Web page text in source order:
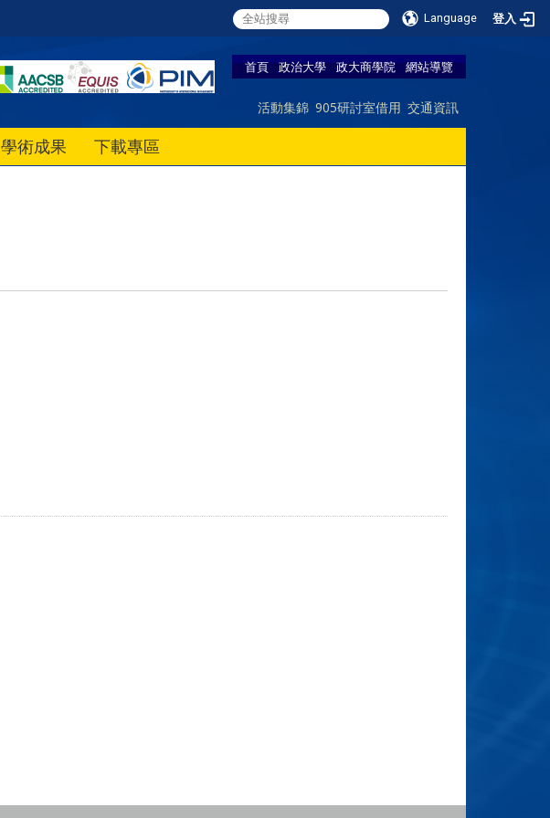
Language 登入
首頁 政治大學 政大商學院 網站導覽
活動集錦 905研討室借用 交通資訊
學術成果 下載專區